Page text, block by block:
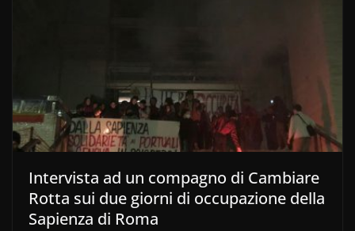
Intervista ad un compagno di Cambiare
Rotta sui due giorni di occupazione della
Sapienza di Roma